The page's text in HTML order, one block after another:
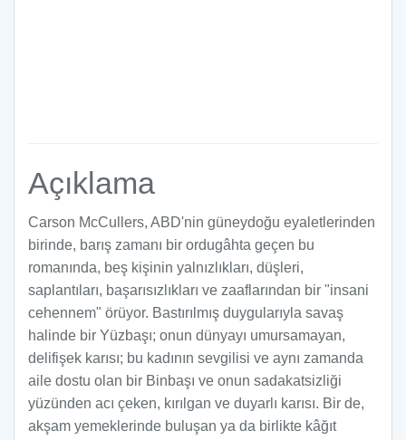
Açıklama
Carson McCullers, ABD'nin güneydoğu eyaletlerinden
birinde, barış zamanı bir ordugâhta geçen bu
romanında, beş kişinin yalnızlıkları, düşleri,
saplantıları, başarısızlıkları ve zaaflarından bir "insani
cehennem" örüyor. Bastırılmış duygularıyla savaş
halinde bir Yüzbaşı; onun dünyayı umursamayan,
delifişek karısı; bu kadının sevgilisi ve aynı zamanda
aile dostu olan bir Binbaşı ve onun sadakatsizliği
yüzünden acı çeken, kırılgan ve duyarlı karısı. Bir de,
akşam yemeklerinde buluşan ya da birlikte kâğıt